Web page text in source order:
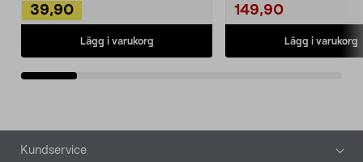
39,90
Lägg i varukorg
149,90
Lägg i varukorg
Sidfot
Kundservice